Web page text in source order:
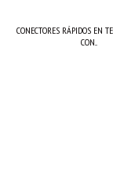
CONECTORES RÁPIDOS EN
CON...